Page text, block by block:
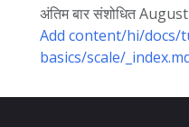
अंतिम बार संशोधित
Add content/hi/
basics/scale/